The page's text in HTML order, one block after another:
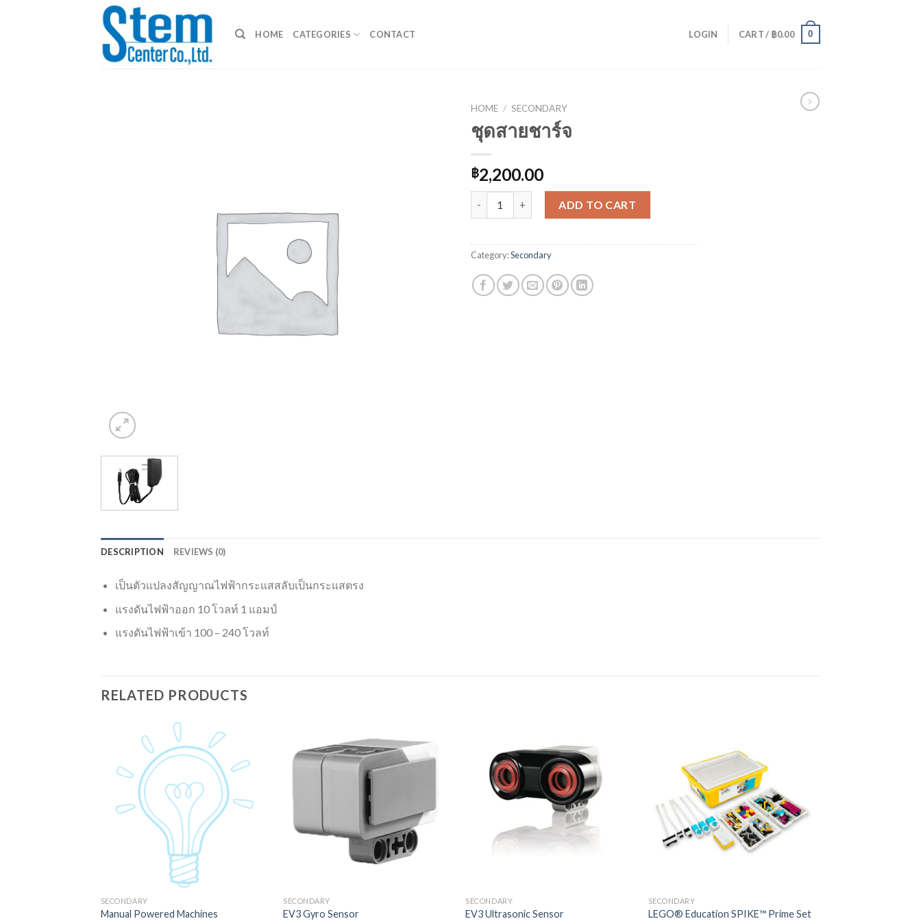
HOME CATEGORIES CONTACT LOGIN CART / ฿0.00 0
HOME / SECONDARY
ชุดสายชาร์จ
฿2,200.00
ADD TO CART
Category:Secondary
DESCRIPTION REVIEWS (0)
เป็นตัวแปลงสัญญาณไฟฟ้ากระแสสลับเป็นกระแสตรง
แรงดันไฟฟ้าออก 10 โวลท์ 1 แอมป์
แรงดันไฟฟ้าเข้า 100 – 240 โวลท์
RELATED PRODUCTS
SECONDARY
Manual Powered Machines
SECONDARY
EV3 Gyro Sensor
SECONDARY
EV3 Ultrasonic Sensor
SECONDARY
LEGO® Education SPIKE™ Prime Set